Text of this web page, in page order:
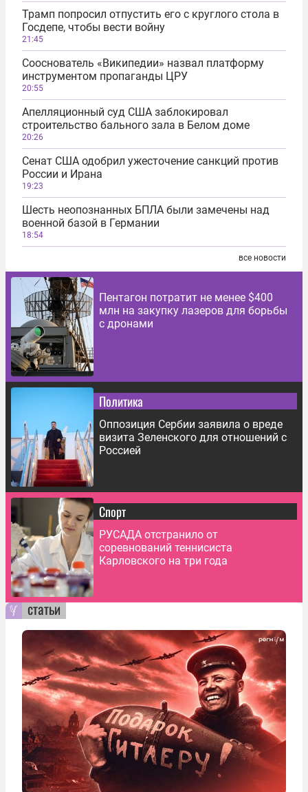
Трамп попросил отпустить его с круглого стола в
Госдепе, чтобы вести войну
21:45
Сооснователь «Википедии» назвал платформу
инструментом пропаганды ЦРУ
20:55
Апелляционный суд США заблокировал
строительство бального зала в Белом доме
20:26
Сенат США одобрил ужесточение санкций против
России и Ирана
19:23
Шесть неопознанных БПЛА были замечены над
военной базой в Германии
18:54
все новости
Пентагон потратит не менее $400
млн на закупку лазеров для борьбы
с дронами
Политика
Оппозиция Сербии заявила о вреде
визита Зеленского для отношений с
Россией
Спорт
РУСАДА отстранило от
соревнований теннисиста
Карловского на три года
статьи